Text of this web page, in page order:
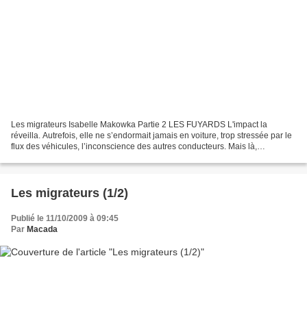
Les migrateurs Isabelle Makowka Partie 2 LES FUYARDS L'impact la
réveilla. Autrefois, elle ne s’endormait jamais en voiture, trop stressée par le
flux des véhicules, l’inconscience des autres conducteurs. Mais là,
Les migrateurs (1/2)
Publié le 11/10/2009 à 09:45
Par Macada